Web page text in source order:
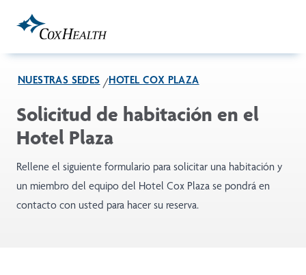
NUESTRAS SEDES HOTEL COX PLAZA
Solicitud de habitación en el
Hotel Plaza
Rellene el siguiente formulario para solicitar una habitación y
un miembro del equipo del Hotel Cox Plaza se pondrá en
contacto con usted para hacer su reserva.